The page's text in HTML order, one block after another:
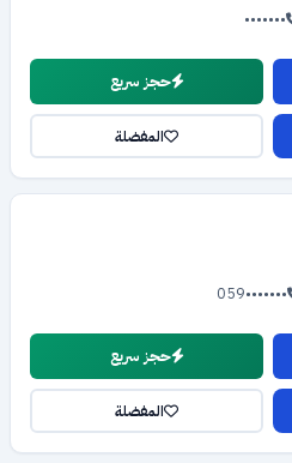
•••••••
حجز سريع
المفضلة
059•••••••
حجز سريع
المفضلة